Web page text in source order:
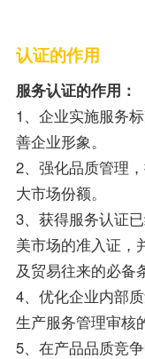
认证的作用
服务认证的作用：
1、企业实施服务
善企业形象。
2、强化品质管理
大市场份额。
3、获得服务认证
美市场的准入证，
及贸易往来的必备
4、优化企业内部
生产服务管理审核
5、在产品品质竞